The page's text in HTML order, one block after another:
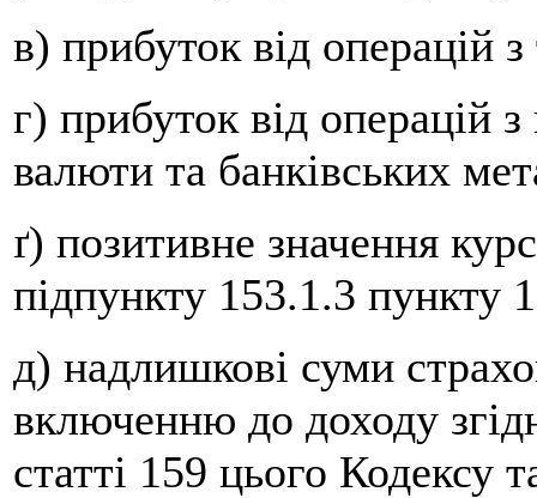
в) прибуток від операцій
г) прибуток від операцій
валюти та банківських
ґ) позитивне значення
підпункту 153.1.3 пункту
д) надлишкові суми
включенню до доходу
статті 159 цього Кодексу